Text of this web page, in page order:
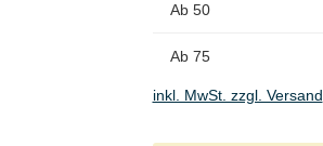
Ab 50
Ab 75
inkl. MwSt. zzgl. Versand